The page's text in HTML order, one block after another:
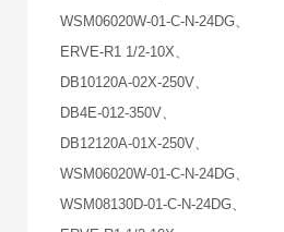
WSM06020W-01-C-N-24DG、
ERVE-R1 1/2-10X、
DB10120A-02X-250V、
DB4E-012-350V、
DB12120A-01X-250V、
WSM06020W-01-C-N-24DG、
WSM08130D-01-C-N-24DG、